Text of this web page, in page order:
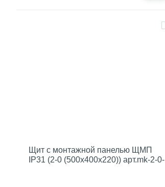
Щит с монтажной панелью ЩМП
IP31 (2-0 (500х400х220)) арт.mk-2-0-